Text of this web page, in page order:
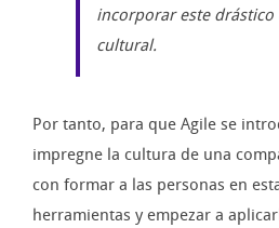
incorporar este drástico
cultural.
Por tanto, para que Agile se
impregne la cultura de una
con formar a las personas en
herramientas y empezar a